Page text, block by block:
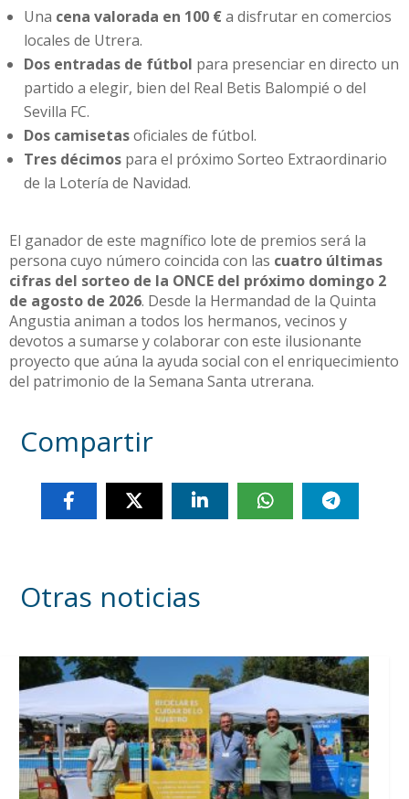
Una cena valorada en 100 €a disfrutar en comercios
locales de Utrera.
Dos entradas de fútbol para presenciar en directo un
partido a elegir, bien del Real Betis Balompié o del
Sevilla FC.
Dos camisetasoficiales de fútbol.
Tres décimos para el próximo Sorteo Extraordinario
de la Lotería de Navidad.
El ganador de este magnífico lote de premios será la
persona cuyo número coincida con las cuatro últimas
cifras del sorteo de la ONCE del próximo domingo 2
de agosto de 2026. Desde la Hermandad de la Quinta
Angustia animan a todos los hermanos, vecinos y
devotos a sumarse y colaborar con este ilusionante
proyecto que aúna la ayuda social con el enriquecimiento
del patrimonio de la Semana Santa utrerana.
Compartir
Otras noticias